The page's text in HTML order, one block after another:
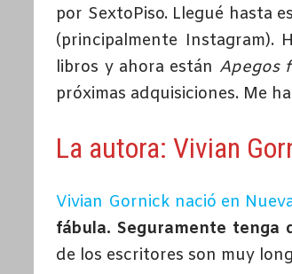
por SextoPiso. Llegué hasta
(principalmente Instagram).
libros y ahora están Apegos
próximas adquisiciones. Me
La autora: Vivian
Vivian Gornick nació en
fábula. Seguramente tenga
de los escritores son muy